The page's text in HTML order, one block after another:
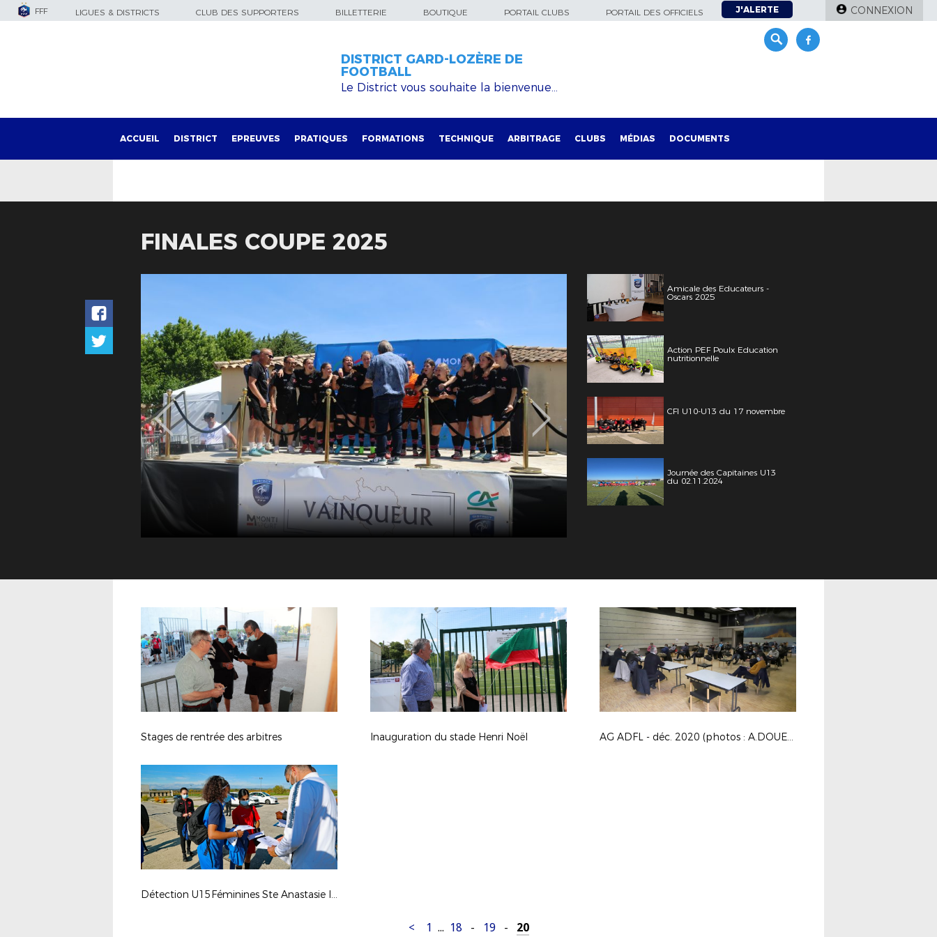
FFF LIGUES & DISTRICTS CLUB DES SUPPORTERS BILLETTERIE BOUTIQUE PORTAIL CLUBS PORTAIL DES OFFICIELS J'ALERTE CONNEXION
DISTRICT GARD-LOZÈRE DE
FOOTBALL
Le District vous souhaite la bienvenue…
ACCUEIL DISTRICT EPREUVES PRATIQUES FORMATIONS TECHNIQUE ARBITRAGE CLUBS MÉDIAS DOCUMENTS
FINALES COUPE 2025
Amicale des Educateurs -
Oscars 2025
Action PEF Poulx Education
nutritionnelle
CFI U10-U13 du 17 novembre
Journée des Capitaines U13
du 02.11.2024
Stages de rentrée des arbitres Inauguration du stade Henri Noël AG ADFL - déc. 2020 (photos : A.DOUESNARD)
Détection U15Féminines Ste Anastasie le 28.10.20
< 1 ... 18 - 19 - 20